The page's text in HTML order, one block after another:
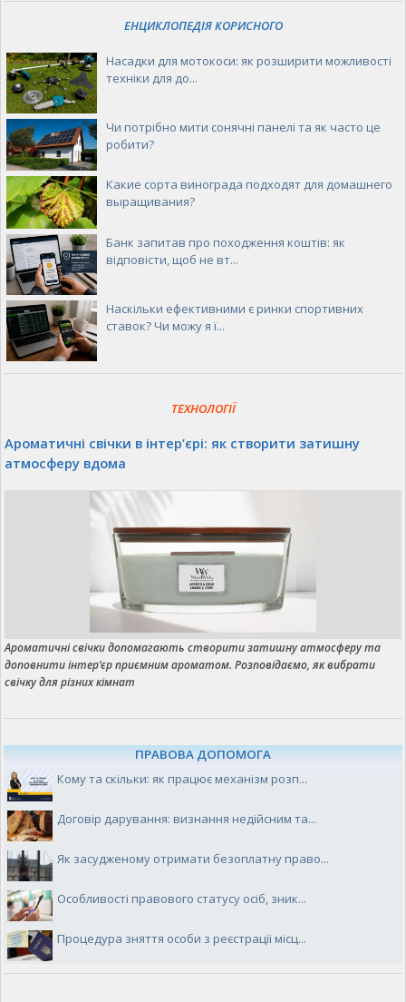
ЕНЦИКЛОПЕДІЯ КОРИСНОГО
Насадки для мотокоси: як розширити можливості
техніки для до...
Чи потрібно мити сонячні панелі та як часто це
робити?
Какие сорта винограда подходят для домашнего
выращивания?
Банк запитав про походження коштів: як
відповісти, щоб не вт...
Наскільки ефективними є ринки спортивних
ставок? Чи можу я ї...
ТЕХНОЛОГІЇ
Ароматичні свічки в інтер’єрі: як створити затишну
атмосферу вдома
Ароматичні свічки допомагають створити затишну атмосферу та
доповнити інтер’єр приємним ароматом. Розповідаємо, як вибрати
свічку для різних кімнат
ПРАВОВА ДОПОМОГА
Кому та скільки: як працює механізм розп...
Договір дарування: визнання недійсним та...
Як засудженому отримати безоплатну право...
Особливості правового статусу осіб, зник...
Процедура зняття особи з реєстрації місц...